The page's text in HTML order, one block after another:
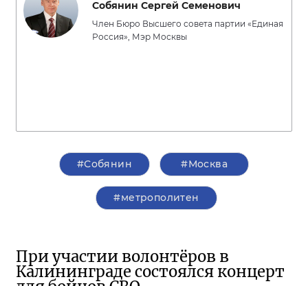
Собянин Сергей Семенович
Член Бюро Высшего совета партии «Единая
Россия», Мэр Москвы
#Собянин #Москва
#метрополитен
При участии волонтёров в
Калининграде состоялся концерт